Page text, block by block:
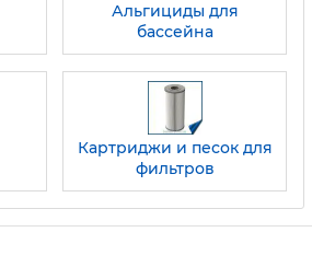
Альгициды для
бассейна
Картриджи и песок для
фильтров